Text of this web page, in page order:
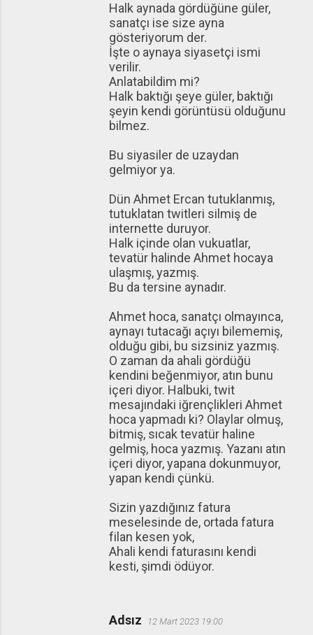
Halk aynada gördüğüne güler,
sanatçı ise size ayna
gösteriyorum der.
İşte o aynaya siyasetçi ismi
verilir.
Anlatabildim mi?
Halk baktığı şeye güler, baktığı
şeyin kendi görüntüsü olduğunu
bilmez.
Bu siyasiler de uzaydan
gelmiyor ya.
Dün Ahmet Ercan tutuklanmış,
tutuklatan twitleri silmiş de
internette duruyor.
Halk içinde olan vukuatlar,
tevatür halinde Ahmet hocaya
ulaşmış, yazmış.
Bu da tersine aynadır.
Ahmet hoca, sanatçı olmayınca,
aynayı tutacağı açıyı bilememiş,
olduğu gibi, bu sizsiniz yazmış.
O zaman da ahali gördüğü
kendini beğenmiyor, atın bunu
içeri diyor. Halbuki, twit
mesajındaki iğrençlikleri Ahmet
hoca yapmadı ki? Olaylar olmuş,
bitmiş, sıcak tevatür haline
gelmiş, hoca yazmış. Yazanı atın
içeri diyor, yapana dokunmuyor,
yapan kendi çünkü.
Sizin yazdığınız fatura
meselesinde de, ortada fatura
filan kesen yok,
Ahali kendi faturasını kendi
kesti, şimdi ödüyor.
Adsız 12 Mart 2023 19:00